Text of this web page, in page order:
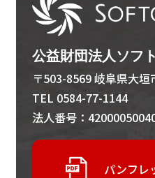
公益財団法人ソフ
〒503-8569 岐阜県大
TEL 0584-77-1144
法人番号：
パンフレ